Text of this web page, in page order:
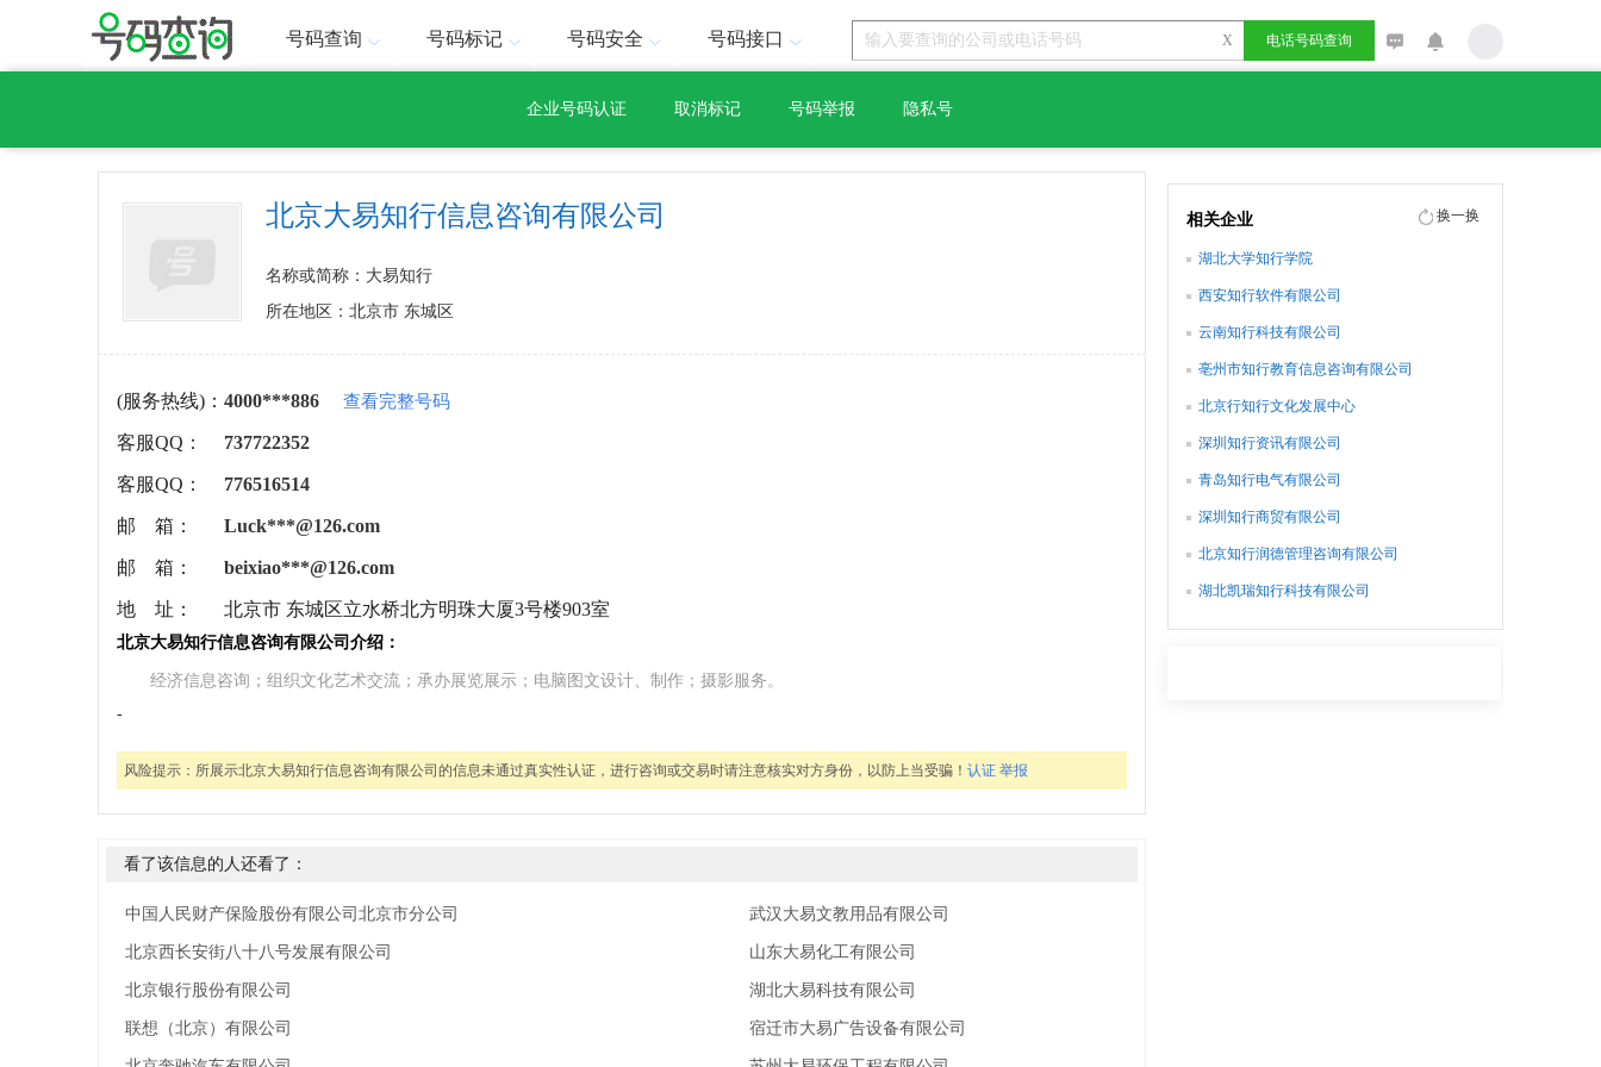
号码查询 号码标记 号码安全 号码接口 X 电话号码查询
企业号码认证 取消标记 号码举报 隐私号
北京大易知行信息咨询有限公司
名称或简称：大易知行
所在地区：北京市 东城区
(服务热线)： 4000***886 查看完整号码
客服QQ： 737722352
客服QQ： 776516514
邮 箱： Luck***@126.com
邮 箱： beixiao***@126.com
地 址： 北京市 东城区立水桥北方明珠大厦3号楼903室
北京大易知行信息咨询有限公司介绍：
经济信息咨询；组织文化艺术交流；承办展览展示；电脑图文设计、制作；摄影服务。
-
风险提示： 所展示北京大易知行信息咨询有限公司的信息未通过真实性认证，进行咨询或交易时请注意核实对方身份，以防上当受骗！ 认证 举报
看了该信息的人还看了：
中国人民财产保险股份有限公司北京市分公司
北京西长安街八十八号发展有限公司
北京银行股份有限公司
联想（北京）有限公司
武汉大易文教用品有限公司
山东大易化工有限公司
湖北大易科技有限公司
宿迁市大易广告设备有限公司
相关企业 换一换
湖北大学知行学院
西安知行软件有限公司
云南知行科技有限公司
亳州市知行教育信息咨询有限公司
北京行知行文化发展中心
深圳知行资讯有限公司
青岛知行电气有限公司
深圳知行商贸有限公司
北京知行润德管理咨询有限公司
湖北凯瑞知行科技有限公司